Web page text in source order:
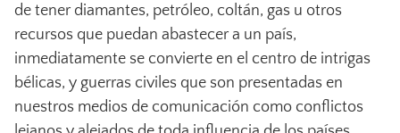
de tener diamantes, petróleo, coltán, gas u otros
recursos que puedan abastecer a un país,
inmediatamente se convierte en el centro de intrigas
bélicas, y guerras civiles que son presentadas en
nuestros medios de comunicación como conflictos